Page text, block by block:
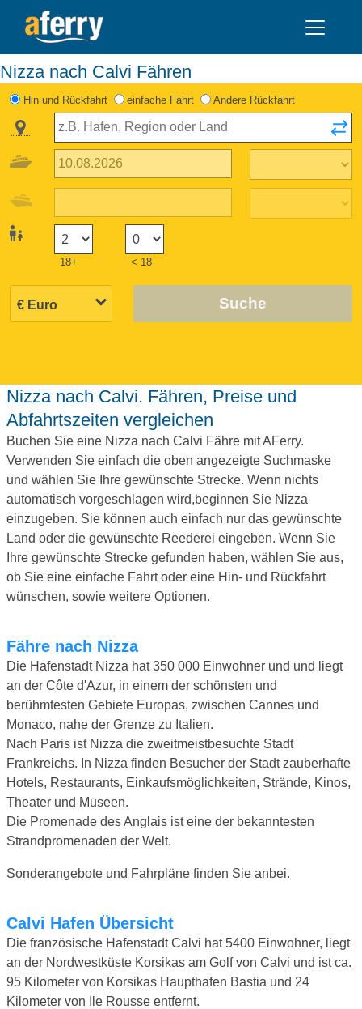
Nizza nach Calvi Fähren
Hin und Rückfahrt einfache Fahrt Andere Rückfahrt
18+ < 18
Suche
Nizza nach Calvi. Fähren, Preise und
Abfahrtszeiten vergleichen
Buchen Sie eine Nizza nach Calvi Fähre mit AFerry.
Verwenden Sie einfach die oben angezeigte Suchmaske
und wählen Sie Ihre gewünschte Strecke. Wenn nichts
automatisch vorgeschlagen wird,beginnen Sie Nizza
einzugeben. Sie können auch einfach nur das gewünschte
Land oder die gewünschte Reederei eingeben. Wenn Sie
Ihre gewünschte Strecke gefunden haben, wählen Sie aus,
ob Sie eine einfache Fahrt oder eine Hin- und Rückfahrt
wünschen, sowie weitere Optionen.
Fähre nach Nizza
Die Hafenstadt Nizza hat 350 000 Einwohner und und liegt
an der Côte d'Azur, in einem der schönsten und
berühmtesten Gebiete Europas, zwischen Cannes und
Monaco, nahe der Grenze zu Italien.
Nach Paris ist Nizza die zweitmeistbesuchte Stadt
Frankreichs. In Nizza finden Besucher der Stadt zauberhafte
Hotels, Restaurants, Einkaufsmöglichkeiten, Strände, Kinos,
Theater und Museen.
Die Promenade des Anglais ist eine der bekanntesten
Strandpromenaden der Welt.
Sonderangebote und Fahrpläne finden Sie anbei.
Calvi Hafen Übersicht
Die französische Hafenstadt Calvi hat 5400 Einwohner, liegt
an der Nordwestküste Korsikas am Golf von Calvi und ist ca.
95 Kilometer von Korsikas Haupthafen Bastia und 24
Kilometer von Ile Rousse entfernt.